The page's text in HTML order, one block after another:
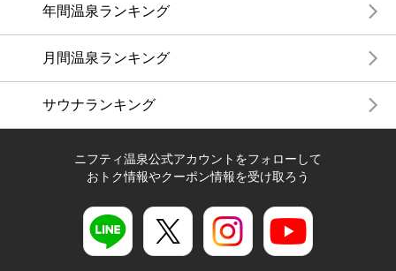
年間温泉ランキング
月間温泉ランキング
サウナランキング
ニフティ温泉公式アカウントをフォローして
おトク情報やクーポン情報を受け取ろう